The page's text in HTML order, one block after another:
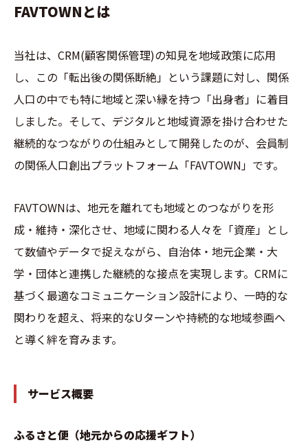
FAVTOWNとは
当社は、CRM(顧客関係管理)の知見を地域政策に応用
し、この「転出後の関係断絶」という課題に対し、関係
人口の中でも特に地域と深い縁を持つ「出身者」に着目
しました。そして、デジタルと地域資源を掛け合わせた
継続的なつながりの仕組みとして開発したのが、会員制
の関係人口創出プラットフォーム「FAVTOWN」です。
FAVTOWNは、地元を離れても地域とのつながりを形
成・維持・深化させ、地域に関わる人々を「資産」とし
て数値やデータで捉えながら、自治体・地元企業・大
学・団体と連携した継続的な接点を実現します。CRMに
基づく最適なコミュニケーション設計により、一時的な
関わりを超え、将来的なUターンや持続的な地域参画へ
と導く絆を育みます。
サービス概要
ふるさと便（地元からの応援ギフト）